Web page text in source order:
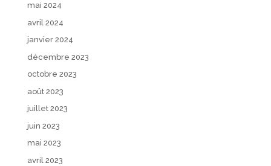
mai 2024
avril 2024
janvier 2024
décembre 2023
octobre 2023
août 2023
juillet 2023
juin 2023
mai 2023
avril 2023